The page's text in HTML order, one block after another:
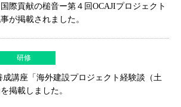
際貢献の槌音ー第４回OCAJIプロジェクト
が掲載されました。
研修
成講座「海外建設プロジェクト経験談（土
を掲載しました。